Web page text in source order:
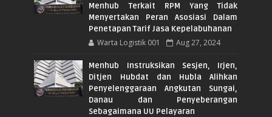
Menhub Terkait RPM Yang Tidak
Menyertakan Peran Asosiasi Dalam
Penetapan Tarif Jasa Kepelabuhanan
Warta Logistik 001 Aug 27, 2024
Menhub Instruksikan Sesjen, Irjen,
Ditjen Hubdat dan Hubla Alihkan
Penyelenggaraan Angkutan Sungai,
Danau dan Penyeberangan
Sebagaimana UU Pelayaran